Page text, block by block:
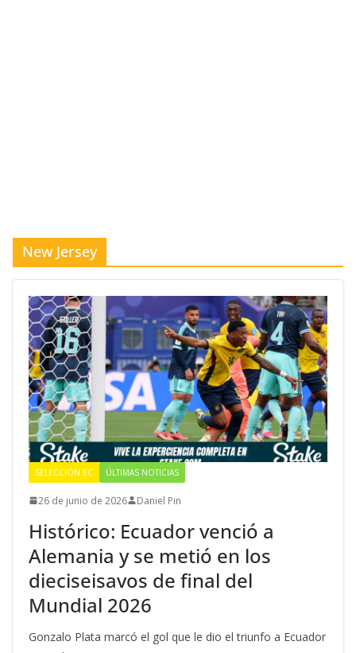
New Jersey
SELECCIÓN EC ÚLTIMAS NOTICIAS
26 de junio de 2026 Daniel Pin
Histórico: Ecuador venció a
Alemania y se metió en los
dieciseisavos de final del
Mundial 2026
Gonzalo Plata marcó el gol que le dio el triunfo a Ecuador